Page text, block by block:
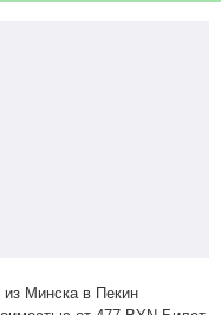
Минска в Пекин